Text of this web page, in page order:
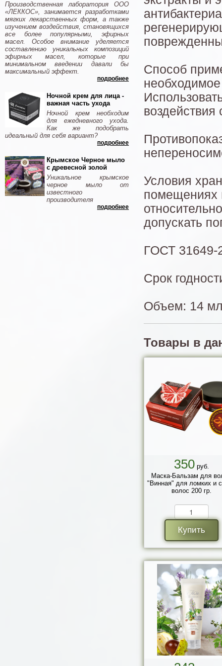
Производственная лаборатория ООО
«ЛЕККОС», занимается разработками
мягких лекарственных форм, а также
изучением воздействия, становящихся
все более популярными, эфирных
масел. Особое внимание уделяется
составлению уникальных композиций
эфирных масел, которые при
минимальном введении давали бы
максимальный эффект.
подробнее
Ночной крем для лица -
важная часть ухода
Ночной крем необходим
для ежедневного ухода.
Как же подобрать
идеальный для себя вариант?
подробнее
Крымское Черное мыло
с древесной золой
Уникальное крымское
черное мыло от
известного
производителя
подробнее
Способ
воздействия
Условия
помещениях
допускать
ГОСТ 31649-
Срок
Объем: 14
Товары в
350руб.
Маска-Бальзам для
"Винная" для ломких и
волос 200 гр.
Купить